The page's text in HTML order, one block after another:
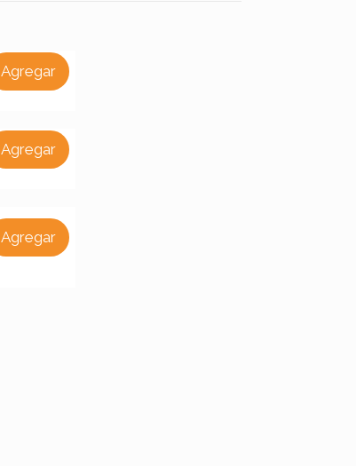
Agregar
Agregar
Agregar